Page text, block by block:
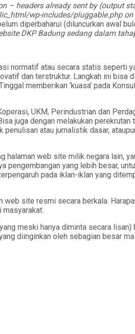
– headers already sent by (output
wp-includes/pluggable.php on
diperbaharui (diluncurkan awal
DKP Badung sedang dalam
normatif atau secara statis seperti
dan terstruktur. Langkah ini bisa
memberikan ‘kuasa’ pada
UKM, Perindustrian dan
juga dengan melakukan perekrutan
atau jurnalistik dasar,
halaman web site milik negara lain,
pengembangan yang lebih besar,
pada iklan-iklan yang
site resmi secara berkala.
masyarakat.
meski hanya diminta secara
diinginkan oleh sebagian besar